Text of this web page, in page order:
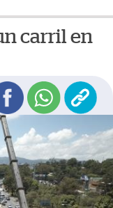
carril en